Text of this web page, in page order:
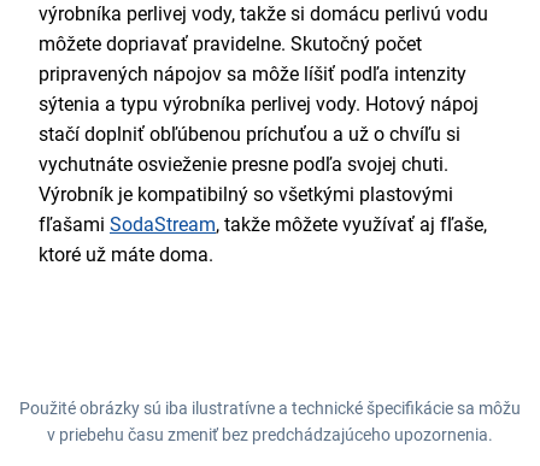
výrobníka perlivej vody, takže si domácu perlivú vodu
môžete dopriavať pravidelne. Skutočný počet
pripravených nápojov sa môže líšiť podľa intenzity
sýtenia a typu výrobníka perlivej vody. Hotový nápoj
stačí doplniť obľúbenou príchuťou a už o chvíľu si
vychutnáte osvieženie presne podľa svojej chuti.
Výrobník je kompatibilný so všetkými plastovými
fľašami SodaStream, takže môžete využívať aj fľaše,
ktoré už máte doma.
Použité obrázky sú iba ilustratívne a technické špecifikácie sa môžu
v priebehu času zmeniť bez predchádzajúceho upozornenia.